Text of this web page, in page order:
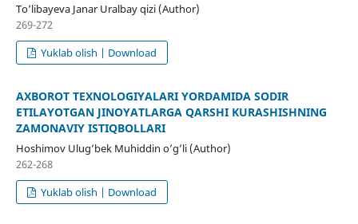
To’libayeva Janar Uralbay qizi (Author)
269-272
Yuklab olish | Download
AXBOROT TEXNOLOGIYALARI YORDAMIDA SODIR
ETILAYOTGAN JINOYATLARGA QARSHI KURASHISHNING
ZAMONAVIY ISTIQBOLLARI
Hoshimov Ulug’bek Muhiddin o’g’li (Author)
262-268
Yuklab olish | Download